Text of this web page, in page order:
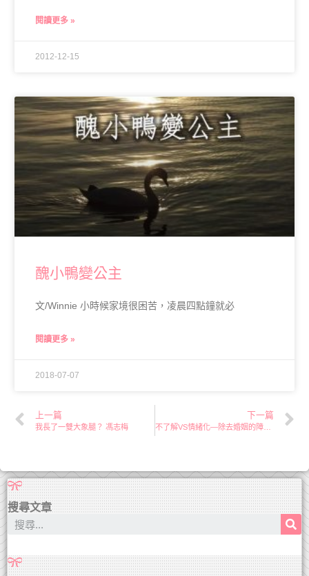
閱讀更多 »
2012-12-15
醜小鴨變公主
文/Winnie 小時候家境很困苦，凌晨四點鐘就必
閱讀更多 »
2018-07-07
上一篇
我長了一雙大象腿？ 馮志梅
下一篇
不了解VS情緒化—除去婚姻的障礙 馮志梅
搜尋文章